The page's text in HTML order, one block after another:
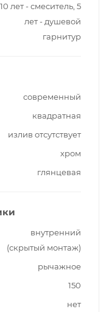
10 лет - смеситель, 5
лет - душевой
гарнитур
современный
квадратная
излив отсутствует
хром
глянцевая
внутренний
(скрытый монтаж)
рычажное
150
нет